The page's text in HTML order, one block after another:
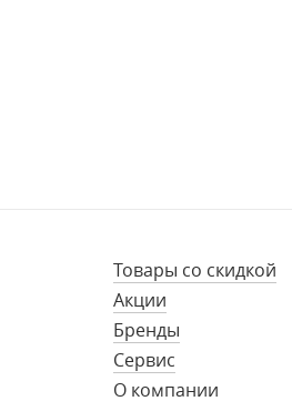
Товары со скидкой
Акции
Бренды
Сервис
О компании